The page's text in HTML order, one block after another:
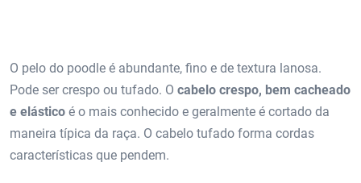
O pelo do poodle é abundante, fino e de textura lanosa.
Pode ser crespo ou tufado. O cabelo crespo, bem cacheado
e elástico é o mais conhecido e geralmente é cortado da
maneira típica da raça. O cabelo tufado forma cordas
características que pendem.